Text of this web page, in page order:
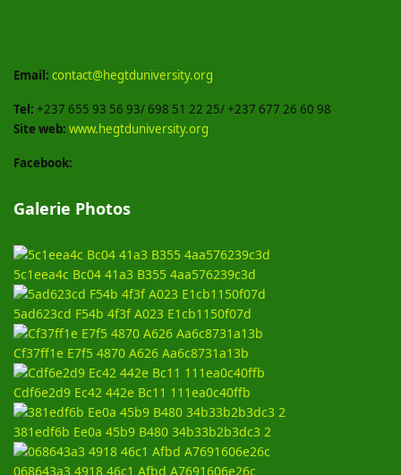
Email: contact@hegtduniversity.org
Tel: +237 655 93 56 93/ 698 51 22 25/ +237 677 26 60 98
Site web: www.hegtduniversity.org
Facebook:
Galerie Photos
5c1eea4c Bc04 41a3 B355 4aa576239c3d
5ad623cd F54b 4f3f A023 E1cb1150f07d
Cf37ff1e E7f5 4870 A626 Aa6c8731a13b
Cdf6e2d9 Ec42 442e Bc11 111ea0c40ffb
381edf6b Ee0a 45b9 B480 34b33b2b3dc3 2
068643a3 4918 46c1 Afbd A7691606e26c